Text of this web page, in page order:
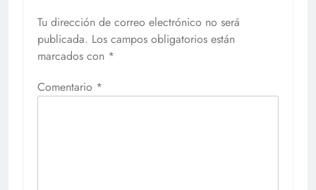
Tu dirección de correo electrónico no será
publicada. Los campos obligatorios están
marcados con *
Comentario *